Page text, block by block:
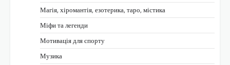
Магія, хіромантія, езотерика, таро, містика
Міфи та легенди
Мотивація для спорту
Музика